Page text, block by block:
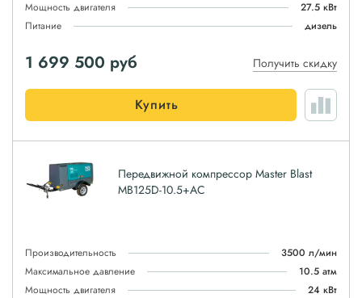
Мощность двигателя
27.5 кВт
Питание
дизель
1 699 500 руб Получить скидку
Купить
Передвижной компрессор Master Blast
MB125D-10.5+AC
Производительность
3500 л/мин
Максимальное давление
10.5 атм
Мощность двигателя
24 кВт